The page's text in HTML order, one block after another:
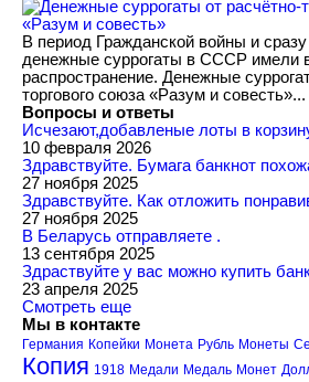
В период Гражданской войны и
денежные суррогаты в СССР имели
распространение. Денежные
торгового союза «Разум и совесть»...
Вопросы и ответы
Исчезают,добавленые лоты в
10 февраля 2026
Здравствуйте. Бумага банкнот
27 ноября 2025
Здравствуйте. Как отложить
27 ноября 2025
В Беларусь отправляете .
13 сентября 2025
Здраствуйте у вас можно купить
23 апреля 2025
Смотреть еще
Мы в контакте
Германия Копейки Монета Рубль Монеты
Копия 1918 Медали Медаль Монет